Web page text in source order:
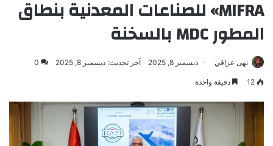
MIFRA» للصناعات المعدنية بنطاق
المطور MDC بالسخنة
نهى عراقي ديسمبر 8, 2025 آخر تحديث: ديسمبر 8, 2025 0
12 دقيقة واحدة